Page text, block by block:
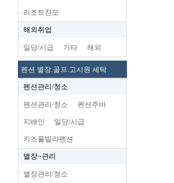
리조트찬모
해외취업
일당/시급 기타 해외
펜션 별장.골프.고시원 세탁
펜션관리/청소
펜션관리/청소 펜션주바
지배인 일당/시급
키즈풀빌라펜션
별장~관리
별장관리/청소